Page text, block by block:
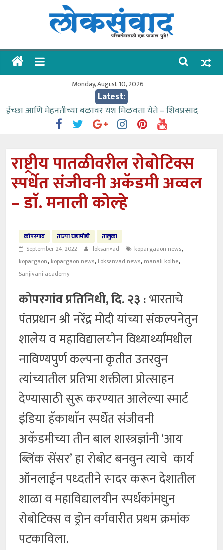
लोकसंवाद
ताज्या
Monday, August 10, 2026
Latest:
ईच्छा आणि मेहनतीच्या बळावर यश मिळवता येते – शिवप्रसाद
संजीवनीच्या विद्यार्थ्यांनी घेतली विमानतळ कार्यप्रणालीची माहिती
वाढीव निधी देण्यास पाणीपुरवठा मंत्री सकारात्मक – आ.आशुतोष
काळे
आत्मामालिक गुरूकूलाचे २२८ विद्यार्थी शिष्यवृत्तीस पात्र
राष्ट्रीय पातळीवरील रोबोटिक्स
स्पर्धेत संजीवनी अकॅडमी अव्वल
– डाॅ. मनाली कोल्हे
कोपरगाव ताज्या घडामोडी
तालुका
September 24, 2022
loksanvad kopargaaon news,
kopargaon, kopargaon news, Loksanvad news, manali kolhe,
Sanjivani academy
कोपरगांव प्रतिनिधी, दि. २३ :भारताचे
पंतप्रधान श्री नरेंद्र मोदी यांच्या संकल्पनेतुन
शालेय व महाविद्यालयीन विध्यार्थ्यांमधील
नाविण्यपुर्ण कल्पना कृतीत उतरवुन
त्यांच्यातील प्रतिभा शक्तीला प्रोत्साहन
देण्यासाठी सुरू करण्यात आलेल्या स्मार्ट
इंडिया हॅकाथाॅन स्पर्धेत संजीवनी
अकॅडमीच्या तीन बाल शास्त्रज्ञांनी ‘आय
ब्लिंक सेंसर’ हा रोबोट बनवुन त्याचे कार्य
ऑनलाईन पध्दतीने सादर करून देशातील
शाळा व महाविद्यालयीन स्पर्धकांमधुन
रोबोटिक्स व ड्रोन वर्गवारीत प्रथम क्रमांक
पटकाविला.